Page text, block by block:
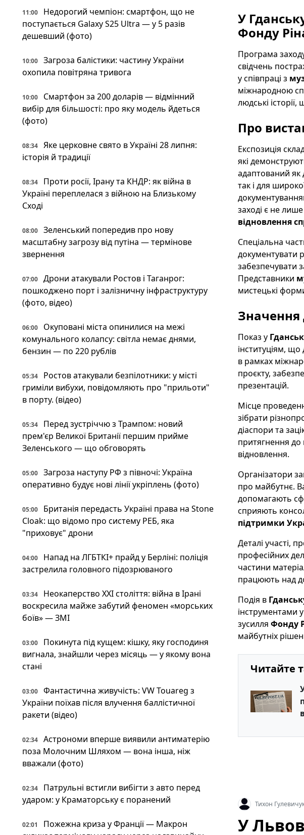
11:00
Недорогий чемпіон: смартфон, що не
поступається Galaxy S25 Ultra — у 5 разів
дешевший (фото)
10:00
Загроза балістики: частину України
охопила повітряна тривога
10:00
Смартфон за 200 доларів — відмінний
вибір для більшості: про яку модель йдеться
(фото)
08:34
Яке церковне свято в Україні 28 липня:
історія й традиції
08:34
Проти росії, Ірану та КНДР: як війна в
Україні переплелася з війною на Близькому
Сході
08:00
Зеленський попередив про нову
масштабну загрозу від путіна — термінове
звернення
07:00
Дрони атакували Ростов і Таганрог:
пошкоджено порт і залізничну інфраструктуру
(фото, відео)
06:00
Окуповані міста опинилися на межі
комунального колапсу: світла немає днями,
бензин — по 220 рублів
05:34
Ростов атакували безпілотники: у місті
гриміли вибухи, повідомляють про "прильоти"
в порту. (відео)
05:34
Перед зустріччю з Трампом: новий
прем'єр Великої Британії першим прийме
Зеленського — що обговорять
05:00
Загроза наступу РФ з півночі: Україна
оперативно будує нові лінії укріплень (фото)
05:00
Британія передасть Україні права на Stone
Cloak: що відомо про систему РЕБ, яка
"приховує" дрони
04:00
Напад на ЛГБТКІ+ прайд у Берліні: поліція
застрелила головного підозрюваного
03:34
Неокаперство XXI століття: війна в Ірані
воскресила майже забутий феномен «морських
боїв» — ЗМІ
03:00
Покинута під кущем: кішку, яку господиня
вигнала, знайшли через місяць — у якому вона
стані
03:00
Фантастична живучість: VW Touareg з
України поїхав після влучення баллістичної
ракети (відео)
02:34
Астрономи вперше виявили антиматерію
поза Молочним Шляхом — вона інша, ніж
вважали (фото)
02:34
Патрульні встигли вибігти з авто перед
ударом: у Краматорську є поранений
02:01
Пожежна криза у Франції — Макрон
У
Фонду
Програма
свідчень
у співпраці з
міжнародною
людські
Про
Експозиція
які
адаптований як
так і для
заході є не
відновлення
Спеціальна
документувати
забезпечувати
Представники
мистецькі
Значення
Показ у
інституціям, що
в рамках
проєкту,
презентацій.
Місце
зібрати
діаспори та
притягнення до
відновлення.
Організатори
про майбутнє.
допомагають
сприяють
підтримки
Деталі участі,
професійних
частини
працюють над
Подія в
інструментами
зусилля Фонду
майбутніх
Читайте
Тихон
У